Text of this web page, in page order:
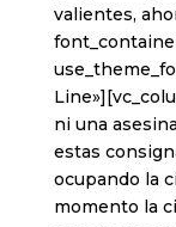
valientes,
ni una
estas
ocupando la
momento la